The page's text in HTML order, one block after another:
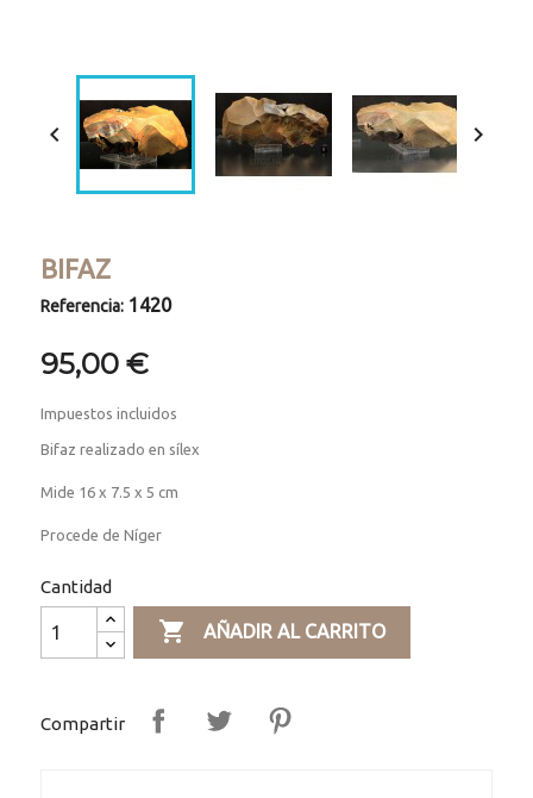
 
BIFAZ
Referencia: 1420
95,00 €
Impuestos incluidos
Bifaz realizado en sílex
Mide 16 x 7.5 x 5 cm
Procede de Níger
Cantidad
 AÑADIR AL CARRITO
Compartir